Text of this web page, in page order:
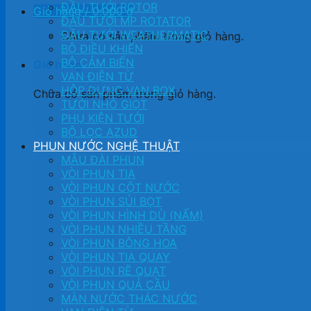
Giỏ hàng /0.000₫
Chưa có sản phẩm trong giỏ hàng.
Giỏ hàng
Chưa có sản phẩm trong giỏ hàng.
ĐẦU TƯỚI ROTOR
ĐẦU TƯỚI MP ROTATOR
ĐẦU TƯỚI WEATHERMATIC
BỘ ĐIỀU KHIỂN
BỘ CẢM BIẾN
VAN ĐIỆN TỪ
HỘP ĐỰNG VAN BOX
TƯỚI NHỎ GIỌT
PHỤ KIỆN TƯỚI
BỘ LỌC AZUD
PHUN NƯỚC NGHỆ THUẬT
MẪU ĐÀI PHUN
VÒI PHUN TIA
VÒI PHUN CỘT NƯỚC
VÒI PHUN SỦI BỌT
VÒI PHUN HÌNH DÙ (NẤM)
VÒI PHUN NHIỀU TẦNG
VÒI PHUN BÔNG HOA
VÒI PHUN TIA QUAY
VÒI PHUN RẼ QUẠT
VÒI PHUN QUẢ CẦU
MÀN NƯỚC THÁC NƯỚC